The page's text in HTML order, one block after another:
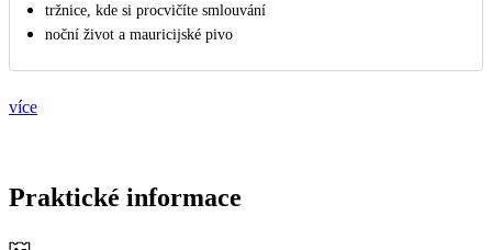
tržnice, kde si procvičíte smlouvání
noční život a mauricijské pivo
více
Praktické informace